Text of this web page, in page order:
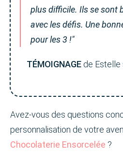
plus difficile. Ils se sont
avec les défis. Une
pour les 3 !"
TÉMOIGNAGE de Estelle
Avez-vous des questions
personnalisation de votre
Chocolaterie Ensorcelée ?